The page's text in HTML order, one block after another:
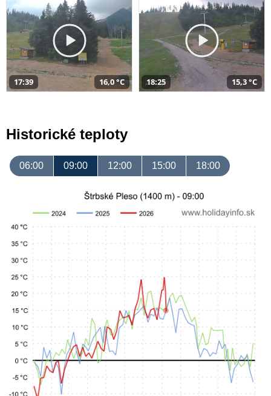
17:39 16,0 °C 18:25 15,3 °C
Historické teploty
06:00 09:00 12:00 15:00 18:00